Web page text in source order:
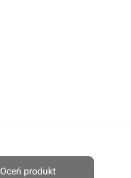
Oceń produkt